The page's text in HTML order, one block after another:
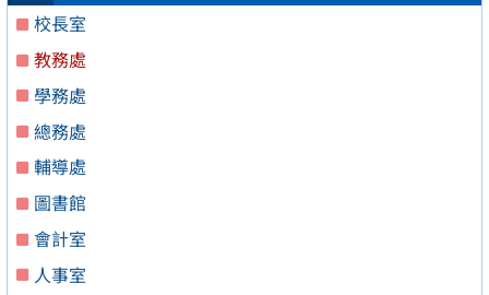
校長室
教務處
學務處
總務處
輔導處
圖書館
會計室
人事室